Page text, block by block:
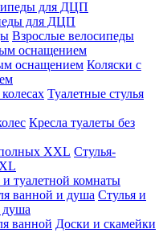
для ДЦП
Взрослые велосипеды
оснащением
Коляски с
Туалетные стулья
Кресла туалеты без
Стулья-
туалетной комнаты
Стулья и
душа
Доски и скамейки